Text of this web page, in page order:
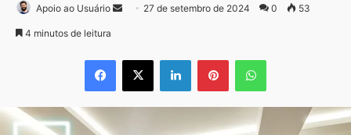
Apoio ao Usuário
Mande
mail
27 de setembro de 2024 0 53
4 minutos de leitura
Facebook
X LinkedinPinterestWhatsApp